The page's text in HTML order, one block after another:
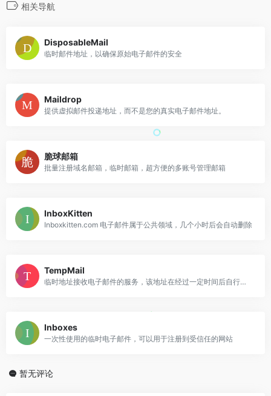
相关导航
DisposableMail
临时邮件地址，以确保原始电子邮件的安全
Maildrop
提供虚拟邮件投递地址，而不是您的真实电子邮件地址。
脆球邮箱
批量注册域名邮箱，临时邮箱，超方便的多账号管理邮箱
InboxKitten
Inboxkitten.com 电子邮件属于公共领域，几个小时后会自动删除
TempMail
临时地址接收电子邮件的服务，该地址在经过一定时间后自行销毁
Inboxes
一次性使用的临时电子邮件，可以用于注册到受信任的网站
暂无评论